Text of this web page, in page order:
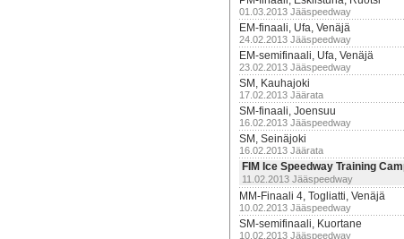
01.03.2013 Jääspeedway
EM-finaali, Ufa, Venäjä
24.02.2013 Jääspeedway
EM-semifinaali, Ufa, Venäjä
23.02.2013 Jääspeedway
SM, Kauhajoki
17.02.2013 Jäärata
SM-finaali, Joensuu
16.02.2013 Jääspeedway
SM, Seinäjoki
16.02.2013 Jäärata
FIM Ice Speedway Training
11.02.2013 Jääspeedway
MM-Finaali 4, Togliatti, Venäjä
10.02.2013 Jääspeedway
SM-semifinaali, Kuortane
10.02.2013 Jääspeedway